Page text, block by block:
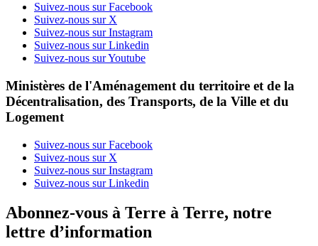
Suivez-nous sur Facebook
Suivez-nous sur X
Suivez-nous sur Instagram
Suivez-nous sur Linkedin
Suivez-nous sur Youtube
Ministères de l'Aménagement du territoire et de la
Décentralisation, des Transports, de la Ville et du
Logement
Suivez-nous sur Facebook
Suivez-nous sur X
Suivez-nous sur Instagram
Suivez-nous sur Linkedin
Abonnez-vous à Terre à Terre, notre
lettre d’information